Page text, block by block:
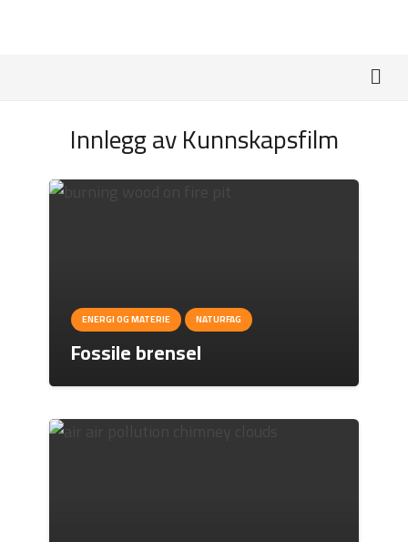
Innlegg av Kunnskapsfilm
ENERGI OG MATERIE NATURFAG
Fossile brensel